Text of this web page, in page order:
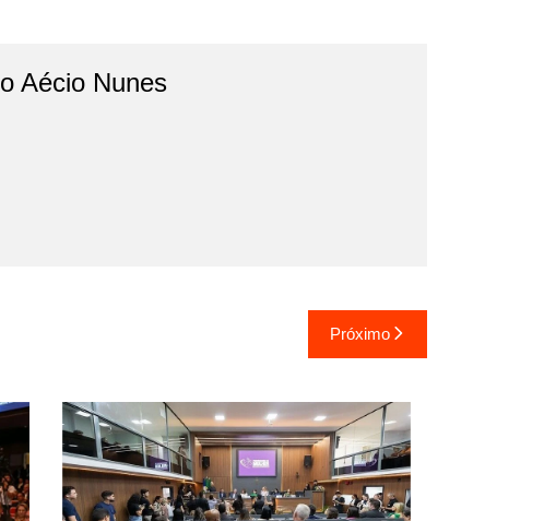
Aécio Nunes
Próximo